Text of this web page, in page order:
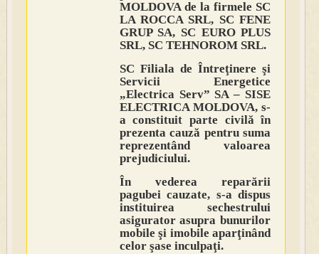
MOLDOVA de la firmele SC
LA ROCCA SRL, SC FENE
GRUP SA, SC EURO PLUS
SRL, SC TEHNOROM SRL.
SC Filiala de Întreţinere şi
Servicii Energetice
„Electrica Serv” SA – SISE
ELECTRICA MOLDOVA, s-
a constituit parte civilă în
prezenta cauză pentru suma
reprezentând valoarea
prejudiciului.
În vederea reparării
pagubei cauzate, s-a dispus
instituirea sechestrului
asigurator asupra bunurilor
mobile şi imobile aparţinând
celor şase inculpaţi.